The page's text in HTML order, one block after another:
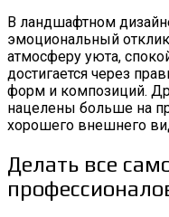
В ландшафтном
эмоциональный
атмосферу уюта,
достигается через
форм и композиций.
нацелены больше на
хорошего внешнего
Делать все